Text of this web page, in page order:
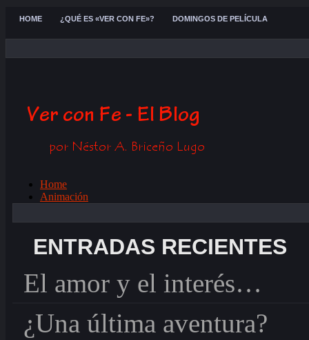
HOME ¿QUÉ ES «VER CON FE»? DOMINGOS DE PELÍCULA
Home
Animación
Aventura
Hagiografía
Comedia
Cortometraje
drama
Festivales
Cannes
ENTRADAS RECIENTES
El amor y el interés…
¿Una última aventura?